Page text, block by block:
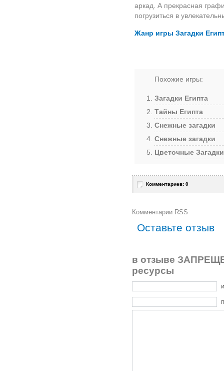
аркад. А прекрасная
погрузиться в
Жанр игры Загадки
Похожие игры:
Загадки Египта
Тайны Египта
Снежные загадки
Снежные загадки
Цветочные Загадки
Комментариев: 0
Комментарии RSS
Оставьте отзыв
в отзыве
ресурсы